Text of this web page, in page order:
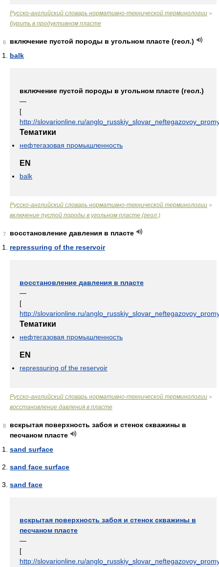
Русско-английский словарь нормативно-технической терминологии >
бурить в продуктивном пласте
6
включение пустой породы в угольном пласте (геол.)
balk
включение пустой породы в угольном пласте (геол.)
—
[
http://slovarionline.ru/
Тематики
нефтегазовая промышленность
EN
balk
Русско-английский словарь нормативно-технической терминологии >
включение пустой породы в угольном пласте (геол.)
7
восстановление давления в пласте
repressuring of the reservoir
восстановление давления в пласте
—
[
http://slovarionline.ru/
Тематики
нефтегазовая промышленность
EN
repressuring of the reservoir
Русско-английский словарь нормативно-технической терминологии >
восстановление давления в пласте
8
вскрытая поверхность забоя и стенок скважины в
песчаном пласте
sand surface
sand face surface
sand face
вскрытая поверхность забоя и стенок скважины в
песчаном пласте
—
[
http://slovarionline.ru/